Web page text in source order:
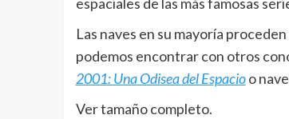
Las naves en su mayoría
podemos encontrar con otros
2001: Una Odisea del Espacioo
Ver tamaño completo.